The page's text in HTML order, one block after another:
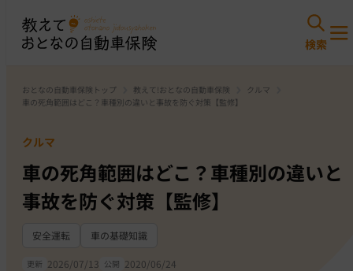
おとなの自動車保険トップ 教えて!おとなの自動車保険
クルマ
車の死角範囲はどこ？車種別の違いと事故を防ぐ対策【監修】
クルマ
車の死角範囲はどこ？車種別の違いと
事故を防ぐ対策【監修】
安全運転 車の基礎知識
更新 2026/07/13 公開 2020/06/24